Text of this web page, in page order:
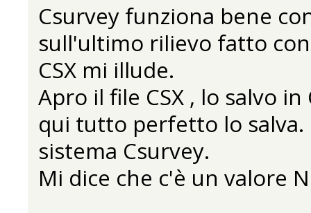
Csurvey funziona bene
sull'ultimo rilievo fatto
CSX mi illude.
Apro il file CSX , lo salvo
qui tutto perfetto lo
sistema Csurvey.
Mi dice che c'è un valore